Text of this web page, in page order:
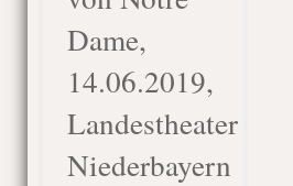
Dame,
14.06.2019,
Landestheater
Niederbayern